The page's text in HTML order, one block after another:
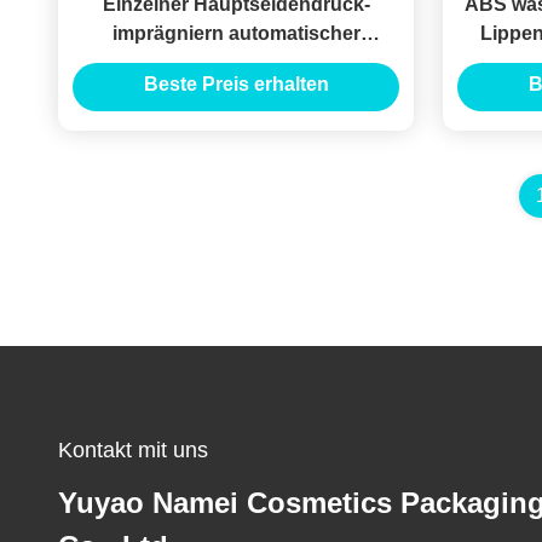
Einzelner Hauptseidendruck-
imprägniern automatischer
Lippenzwischenlagen-Bleistift
Multifunktions
Beste Preis erhalten
ABS
Kontakt mit uns
Yuyao Namei Cosmetics Packaging